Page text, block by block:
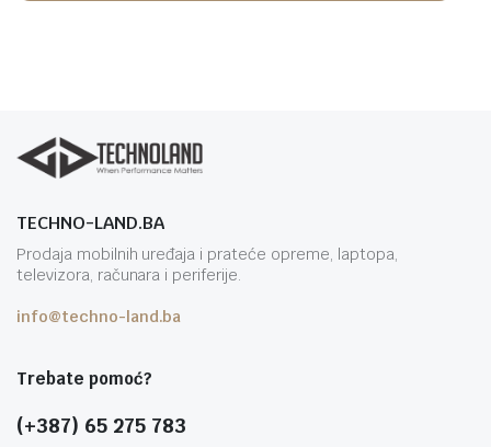
TECHNO-LAND.BA
Prodaja mobilnih uređaja i prateće opreme, laptopa,
televizora, računara i periferije.
info@techno-land.ba
Trebate pomoć?
(+387) 65 275 783